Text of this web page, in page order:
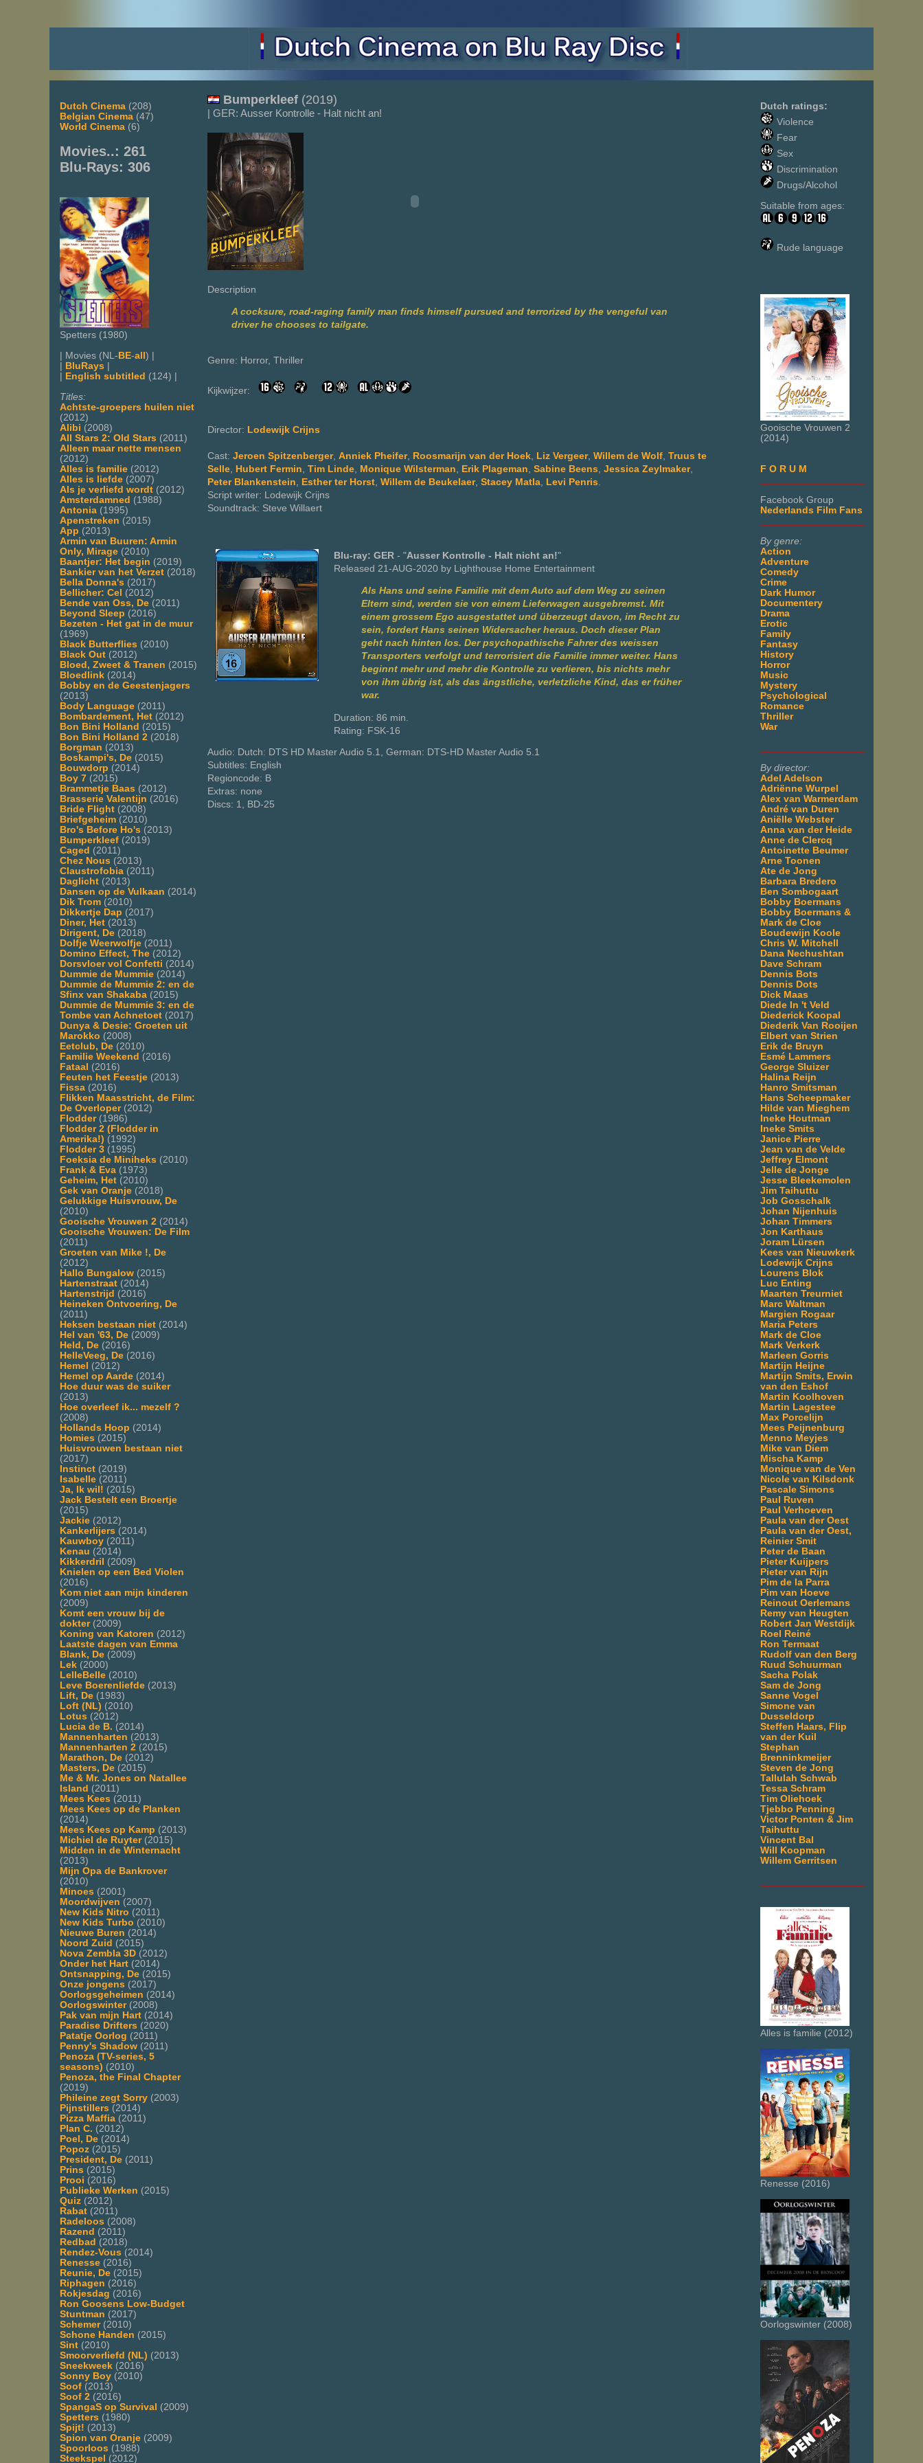
Dutch Cinema (208)
Belgian Cinema (47)
World Cinema (6)
Movies..: 261
Blu-Rays: 306
Spetters (1980)
| Movies (NL- BE-all ) |
BluRays
English subtitled (124) |
Titles:
Achtste-groepers huilen niet
(2012)
Alibi (2008)
All Stars 2: Old Stars (2011)
Alleen maar nette mensen
(2012)
Alles is familie (2012)
Alles is liefde (2007)
Als je verliefd wordt (2012)
Amsterdamned (1988)
Antonia (1995)
Apenstreken (2015)
App (2013)
Armin van Buuren: Armin
Only, Mirage (2010)
Baantjer: Het begin (2019)
Bankier van het Verzet (2018)
Bella Donna's (2017)
Bellicher: Cel (2012)
Bende van Oss, De (2011)
Beyond Sleep (2016)
Bezeten - Het gat in de muur
(1969)
Black Butterflies (2010)
Black Out (2012)
Bloed, Zweet & Tranen (2015)
Bloedlink (2014)
Bobby en de Geestenjagers
(2013)
Body Language (2011)
Bombardement, Het (2012)
Bon Bini Holland (2015)
Bon Bini Holland 2 (2018)
Borgman (2013)
Boskampi's, De (2015)
Bouwdorp (2014)
Boy 7 (2015)
Brammetje Baas (2012)
Brasserie Valentijn (2016)
Bride Flight (2008)
Briefgeheim (2010)
Bro's Before Ho's (2013)
Bumperkleef (2019)
Caged (2011)
Chez Nous (2013)
Claustrofobia (2011)
Daglicht (2013)
Dansen op de Vulkaan (2014)
Dik Trom (2010)
Dikkertje Dap (2017)
Diner, Het (2013)
Dirigent, De (2018)
Dolfje Weerwolfje (2011)
Domino Effect, The (2012)
Dorsvloer vol Confetti (2014)
Dummie de Mummie (2014)
Dummie de Mummie 2: en de
Sfinx van Shakaba (2015)
Dummie de Mummie 3: en de
Tombe van Achnetoet (2017)
Dunya & Desie: Groeten uit
Marokko (2008)
Eetclub, De (2010)
Familie Weekend (2016)
Fataal (2016)
Feuten het Feestje (2013)
Fissa (2016)
Flikken Maasstricht, de Film:
De Overloper(2012)
Flodder(1986)
Flodder 2 (Flodder in
Amerika!) (1992)
Flodder 3 (1995)
Foeksia de Miniheks (2010)
Frank & Eva (1973)
Geheim, Het (2010)
Gek van Oranje (2018)
Gelukkige Huisvrouw, De
(2010)
Gooische Vrouwen 2 (2014)
Gooische Vrouwen: De Film
(2011)
Groeten van Mike !, De
(2012)
Hallo Bungalow (2015)
Hartenstraat (2014)
Hartenstrijd (2016)
Heineken Ontvoering, De
(2011)
Heksen bestaan niet (2014)
Hel van '63, De (2009)
Held, De (2016)
HelleVeeg, De (2016)
Hemel (2012)
Hemel op Aarde (2014)
Hoe duur was de suiker
(2013)
Hoe overleef ik... mezelf ?
(2008)
Hollands Hoop (2014)
Homies (2015)
Huisvrouwen bestaan niet
(2017)
Instinct (2019)
Isabelle (2011)
Ja, Ik wil! (2015)
Jack Bestelt een Broertje
(2015)
Jackie (2012)
Kankerlijers (2014)
Kauwboy (2011)
Kenau (2014)
Kikkerdril
(2009)
Knielen op een Bed Violen
(2016)
Kom niet aan mijn kinderen
(2009)
Komt een vrouw bij de
dokter(2009)
Koning van Katoren (2012)
Laatste dagen van Emma
Blank, De (2009)
Lek (2000)
LelleBelle (2010)
Leve Boerenliefde (2013)
Lift, De (1983)
Loft (NL) (2010)
Lotus (2012)
Lucia de B. (2014)
Mannenharten (2013)
Mannenharten 2 (2015)
Marathon, De (2012)
Masters, De (2015)
Me & Mr. Jones on Natallee
Island (2011)
Mees Kees (2011)
Mees Kees op de Planken
(2014)
Mees Kees op Kamp (2013)
Michiel de Ruyter(2015)
Midden in de Winternacht
(2013)
Mijn Opa de Bankrover
(2010)
Minoes (2001)
Moordwijven (2007)
New Kids Nitro (2011)
New Kids Turbo (2010)
Nieuwe Buren (2014)
Noord Zuid (2015)
Nova Zembla 3D (2012)
Onder het Hart (2014)
Ontsnapping, De (2015)
Onze jongens (2017)
Oorlogsgeheimen (2014)
Oorlogswinter(2008)
Pak van mijn Hart (2014)
Paradise Drifters (2020)
Patatje Oorlog (2011)
Penny's Shadow (2011)
Penoza (TV-series, 5
seasons) (2010)
Penoza, the Final Chapter
(2019)
Phileine zegt Sorry (2003)
Pijnstillers (2014)
Pizza Maffia (2011)
Plan C. (2012)
Poel, De (2014)
Popoz (2015)
President, De (2011)
Prins (2015)
Prooi (2016)
Publieke Werken (2015)
Quiz (2012)
Rabat (2011)
Radeloos (2008)
Razend (2011)
Redbad (2018)
Rendez-Vous (2014)
Renesse (2016)
Reunie, De (2015)
Riphagen (2016)
Rokjesdag (2016)
Ron Goosens Low-Budget
Stuntman (2017)
Schemer(2010)
Schone Handen (2015)
Sint (2010)
Smoorverliefd (NL) (2013)
Sneekweek (2016)
Sonny Boy (2010)
Soof (2013)
Soof 2 (2016)
SpangaS op Survival (2009)
Spetters (1980)
Spijt! (2013)
Spion van Oranje (2009)
Spoorloos (1988)
Steekspel (2012)
Dutch ratings:
Violence
Fear
Sex
Discrimination
Drugs/Alcohol
Suitable from ages:
Rude language
Gooische Vrouwen 2
(2014)
F O R U M
Facebook Group
Nederlands Film Fans
By genre:
Action
Adventure
Comedy
Crime
Dark Humor
Documentery
Drama
Erotic
Family
Fantasy
History
Horror
Music
Mystery
Psychological
Romance
Thriller
War
By director:
Adel Adelson
Adriënne Wurpel
Alex van Warmerdam
André van Duren
Aniëlle Webster
Anna van der Heide
Anne de Clercq
Antoinette Beumer
Arne Toonen
Ate de Jong
Barbara Bredero
Ben Sombogaart
Bobby Boermans
Bobby Boermans &
Mark de Cloe
Boudewijn Koole
Chris W. Mitchell
Dana Nechushtan
Dave Schram
Dennis Bots
Dennis Dots
Dick Maas
Diede In 't Veld
Diederick Koopal
Diederik Van Rooijen
Elbert van Strien
Erik de Bruyn
Esmé Lammers
George Sluizer
Halina Reijn
Hanro Smitsman
Hans Scheepmaker
Hilde van Mieghem
Ineke Houtman
Ineke Smits
Janice Pierre
Jean van de Velde
Jeffrey Elmont
Jelle de Jonge
Jesse Bleekemolen
Jim Taihuttu
Job Gosschalk
Johan Nijenhuis
Johan Timmers
Jon Karthaus
Joram Lürsen
Kees van Nieuwkerk
Lodewijk Crijns
Lourens Blok
Luc Enting
Maarten Treurniet
Marc Waltman
Margien Rogaar
Maria Peters
Mark de Cloe
Mark Verkerk
Marleen Gorris
Martijn Heijne
Martijn Smits, Erwin
van den Eshof
Martin Koolhoven
Martin Lagestee
Max Porcelijn
Mees Peijnenburg
Menno Meyjes
Mike van Diem
Mischa Kamp
Monique van de Ven
Nicole van Kilsdonk
Pascale Simons
Paul Ruven
Paul Verhoeven
Paula van der Oest
Paula van der Oest,
Reinier Smit
Peter de Baan
Pieter Kuijpers
Pieter van Rijn
Pim de la Parra
Pim van Hoeve
Reinout Oerlemans
Remy van Heugten
Robert Jan Westdijk
Roel Reiné
Ron Termaat
Rudolf van den Berg
Ruud Schuurman
Sacha Polak
Sam de Jong
Sanne Vogel
Simone van
Dusseldorp
Steffen Haars, Flip
van der Kuil
Stephan
Brenninkmeijer
Steven de Jong
Tallulah Schwab
Tessa Schram
Tim Oliehoek
Tjebbo Penning
Victor Ponten & Jim
Taihuttu
Vincent Bal
Will Koopman
Willem Gerritsen
Alles is familie (2012)
Renesse (2016)
Oorlogswinter (2008)
Bumperkleef (2019)
| GER: Ausser Kontrolle - Halt nicht an!
Description
A cocksure, road-raging family man finds himself pursued and terrorized by the vengeful van
driver he chooses to tailgate.
Genre: Horror, Thriller
Kijkwijzer:
Director: Lodewijk Crijns
Cast: Jeroen Spitzenberger, Anniek Pheifer, Roosmarijn van der Hoek Liz Vergeer, Willem de Wolf Truus te
Selle
Hubert Fermin Tim Linde Monique Wilsterman Erik Plageman Sabine Beens Jessica Zeylmaker,
Peter Blankenstein
Esther ter Horst Willem de Beukelaer, Stacey Matla Levi Penris
Script writer: Lodewijk Crijns
Soundtrack: Steve Willaert
Blu-ray: GER - "Ausser Kontrolle - Halt nicht an!"
Released 21-AUG-2020 by Lighthouse Home Entertainment
Als Hans und seine Familie mit dem Auto auf dem Weg zu seinen
Eltern sind, werden sie von einem Lieferwagen ausgebremst. Mit
einem grossem Ego ausgestattet und überzeugt davon, im Recht zu
sein, fordert Hans seinen Widersacher heraus. Doch dieser Plan
geht nach hinten los. Der psychopathische Fahrer des weissen
Transporters verfolgt und terrorisiert die Familie immer weiter. Hans
beginnt mehr und mehr die Kontrolle zu verlieren, bis nichts mehr
von ihm übrig ist, als das ängstliche, verletzliche Kind, das er früher
war.
Duration: 86 min.
Rating: FSK-16
Audio: Dutch: DTS HD Master Audio 5.1, German: DTS-HD Master Audio 5.1
Subtitles: English
Regioncode: B
Extras: none
Discs: 1, BD-25